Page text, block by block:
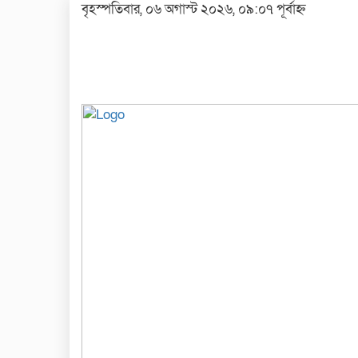
বৃহস্পতিবার, ০৬ অগাস্ট ২০২৬, ০৯:০৭ পূর্বাহ্ন